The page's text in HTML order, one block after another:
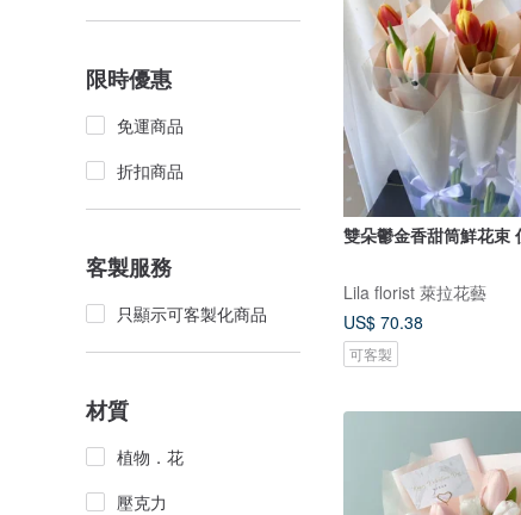
限時優惠
免運商品
折扣商品
客製服務
只顯示可客製化商品
材質
植物．花
壓克力
雙朵鬱金香甜筒鮮花束
Lila florist 萊拉花藝
US$ 70.38
可客製